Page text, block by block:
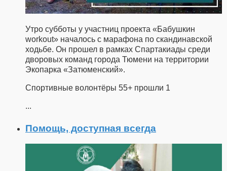
Утро субботы у участниц проекта «Бабушкин
workout» началось с марафона по скандинавской
ходьбе. Он прошел в рамках Спартакиады среди
дворовых команд города Тюмени на территории
Экопарка «Затюменский».
Спортивные волонтёры 55+ прошли 1
...
Помощь, доступная всегда